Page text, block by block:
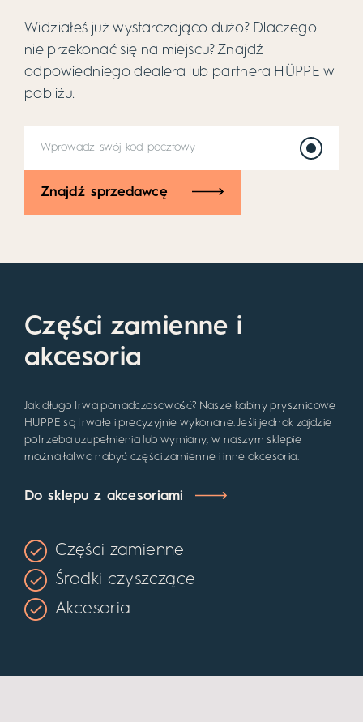
Widziałeś już wystarczająco dużo? Dlaczego
nie przekonać się na miejscu? Znajdź
odpowiedniego dealera lub partnera HÜPPE w
pobliżu.
Znajdź sprzedawcę
Części zamienne i
akcesoria
Jak długo trwa ponadczasowość? Nasze kabiny prysznicowe
HÜPPE są trwałe i precyzyjnie wykonane. Jeśli jednak zajdzie
potrzeba uzupełnienia lub wymiany, w naszym sklepie
można łatwo nabyć części zamienne i inne akcesoria.
Do sklepu z akcesoriami
Części zamienne
Środki czyszczące
Akcesoria